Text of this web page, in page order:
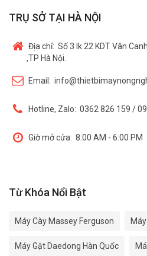
TRỤ SỞ TẠI HÀ NỘI
Địa chỉ: Số 3 lk 22 KDT Vân
,TP Hà Nội.
Email:
Hotline, Zalo: 0362 826 159 /
Giờ mở cửa: 8:00 AM - 6:00 PM
Từ Khóa Nổi Bật
Máy Cày Massey Ferguson
Máy Gặt Daedong Hàn Quốc